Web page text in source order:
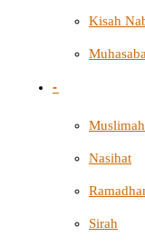
Kisah
-
Muslimah
Nasihat
Sirah